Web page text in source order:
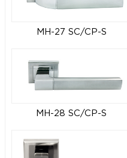
MH-27 SC/CP-S
MH-28 SC/CP-S